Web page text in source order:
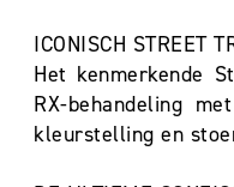
ICONISCH STREET
Het kenmerkende
RX-behandeling
kleurstelling en